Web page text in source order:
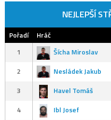
NEJLEPŠÍ
Pořadí Hráč
1
Šícha Miroslav
2
Nesládek Jakub
3
Havel Tomáš
4
Ibl Josef